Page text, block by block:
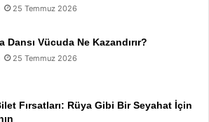
25 Temmuz 2026
Dansı Vücuda Ne Kazandırır?
25 Temmuz 2026
Fırsatları: Rüya Gibi Bir Seyahat İçin